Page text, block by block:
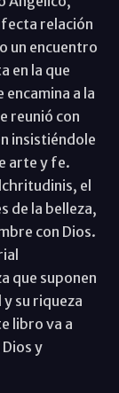
relación
un encuentro
en la que
a la
reunió con
insistiéndole
arte y fe.
el
de la belleza,
con Dios.
que suponen
su riqueza
libro va a
y